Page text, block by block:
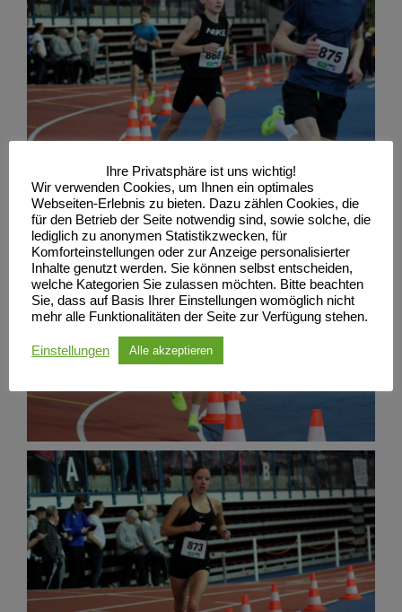
Ihre Privatsphäre ist uns wichtig!
Wir verwenden Cookies, um Ihnen ein optimales
Webseiten-Erlebnis zu bieten. Dazu zählen Cookies, die
für den Betrieb der Seite notwendig sind, sowie solche, die
lediglich zu anonymen Statistikzwecken, für
Komforteinstellungen oder zur Anzeige personalisierter
Inhalte genutzt werden. Sie können selbst entscheiden,
welche Kategorien Sie zulassen möchten. Bitte beachten
Sie, dass auf Basis Ihrer Einstellungen womöglich nicht
mehr alle Funktionalitäten der Seite zur Verfügung stehen.
Einstellungen Alle akzeptieren